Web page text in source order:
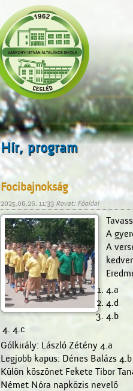
Hír, program
Focibajnokság
2025.06.26. 11:33 Rovat: Főoldal
A
A
4.a
4.d
4.b
4.c
Gólkirály: László Zétény 4.a
Legjobb kapus: Dénes Balázs 4.b
Külön köszönet Fekete Tibor
Német Nóra napközis nevelő